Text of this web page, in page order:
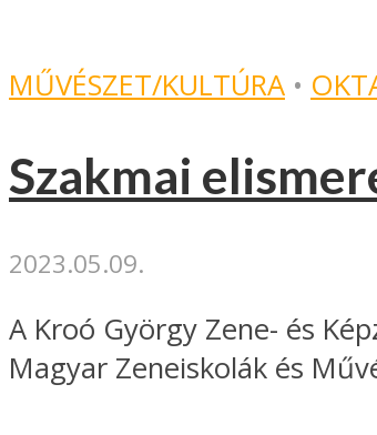
MŰVÉSZET/KULTÚRA •
Szakmai
2023.05.09.
A Kroó György Zene- és
Magyar Zeneiskolák és